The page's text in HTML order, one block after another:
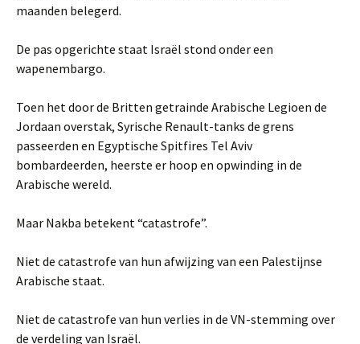
maanden belegerd.
De pas opgerichte staat Israël stond onder een
wapenembargo.
Toen het door de Britten getrainde Arabische Legioen de
Jordaan overstak, Syrische Renault-tanks de grens
passeerden en Egyptische Spitfires Tel Aviv
bombardeerden, heerste er hoop en opwinding in de
Arabische wereld.
Maar Nakba betekent “catastrofe”.
Niet de catastrofe van hun afwijzing van een Palestijnse
Arabische staat.
Niet de catastrofe van hun verlies in de VN-stemming over
de verdeling van Israël.